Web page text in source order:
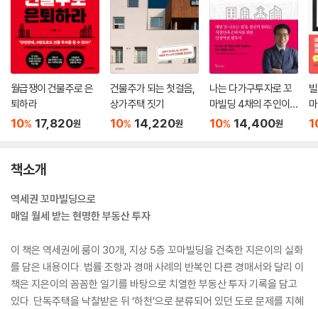
월급쟁이 건물주로 은
퇴하라
10% 17,820원
건물주가 되는 첫걸음,
상가주택 짓기
10% 14,220원
나는 다가구투자로 꼬
마빌딩 4채의 주인이
되었다
10% 14,400원
드
책소개
역세권 꼬마빌딩으로
매일 월세 받는 현명한 부동산 투자
이 책은 역세권에 룸이 30개, 지상 5층 꼬마빌딩을 건축한 지은이의 실화
를 담은 내용이다. 법률 조항과 경매 사례의 반복인 다른 경매서와 달리 이
책은 지은이의 꼼꼼한 일기를 바탕으로 치열한 부동산 투자 기록을 담고
있다. 단독주택을 낙찰받은 뒤 ‘하천’으로 분류되어 있던 도로 문제를 지혜